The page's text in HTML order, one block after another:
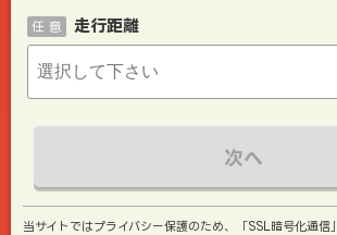
走行距離
任 意
次へ
当サイトではプライバシー保護のため、「SSL暗号化通信